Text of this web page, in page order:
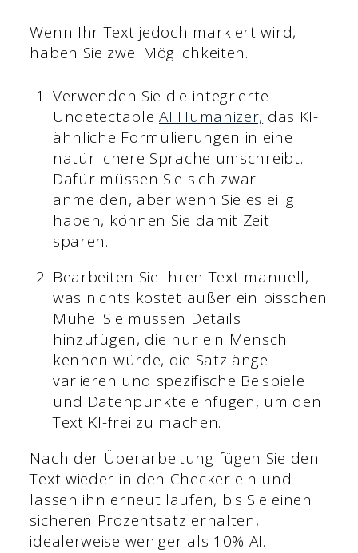
Wenn Ihr Text jedoch markiert wird,
haben Sie zwei Möglichkeiten.
Verwenden Sie die integrierte
UndetectableAI Humanizer, das KI-
ähnliche Formulierungen in eine
natürlichere Sprache umschreibt.
Dafür müssen Sie sich zwar
anmelden, aber wenn Sie es eilig
haben, können Sie damit Zeit
sparen.
Bearbeiten Sie Ihren Text manuell,
was nichts kostet außer ein bisschen
Mühe. Sie müssen Details
hinzufügen, die nur ein Mensch
kennen würde, die Satzlänge
variieren und spezifische Beispiele
und Datenpunkte einfügen, um den
Text KI-frei zu machen.
Nach der Überarbeitung fügen Sie den
Text wieder in den Checker ein und
lassen ihn erneut laufen, bis Sie einen
sicheren Prozentsatz erhalten,
idealerweise weniger als 10% AI.